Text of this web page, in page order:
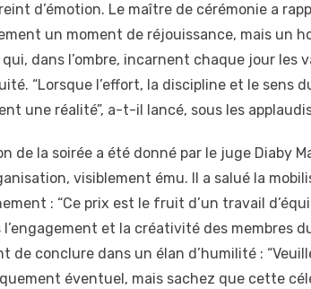
d’émotion. Le maître de cérémonie a
un moment de réjouissance, mais un
qui, dans l’ombre, incarnent chaque jour les
“Lorsque l’effort, la discipline et le sens
une réalité”, a-t-il lancé, sous les
de la soirée a été donné par le juge Diaby
visiblement ému. Il a salué la
: “Ce prix est le fruit d’un travail
l’engagement et la créativité des membres
de conclure dans un élan d’humilité :
éventuel, mais sachez que cette